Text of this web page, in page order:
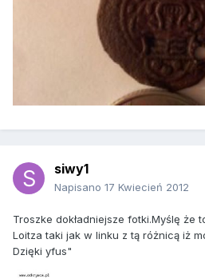
siwy1
Napisano 17 Kwiecień 2012
Troszke dokładniejsze fotki.Myślę że
Loitza taki jak w linku z tą różnicą iż
Dzięki yfus"